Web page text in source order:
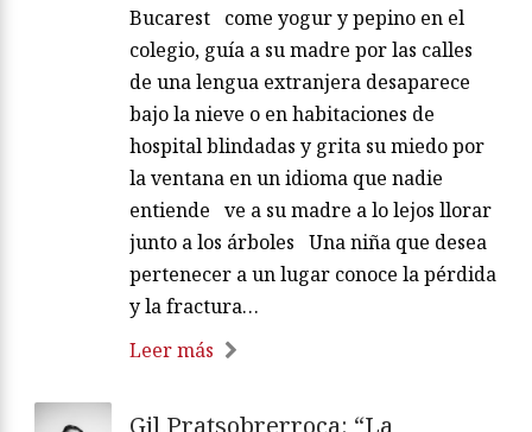
Bucarest come yogur y pepino en el
colegio, guía a su madre por las calles
de una lengua extranjera desaparece
bajo la nieve o en habitaciones de
hospital blindadas y grita su miedo por
la ventana en un idioma que nadie
entiende ve a su madre a lo lejos llorar
junto a los árboles Una niña que desea
pertenecer a un lugar conoce la pérdida
y la fractura…
Leer más
Gil Pratsobrerroca: “La